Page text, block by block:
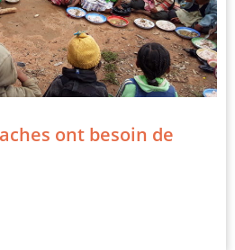
ont besoin de